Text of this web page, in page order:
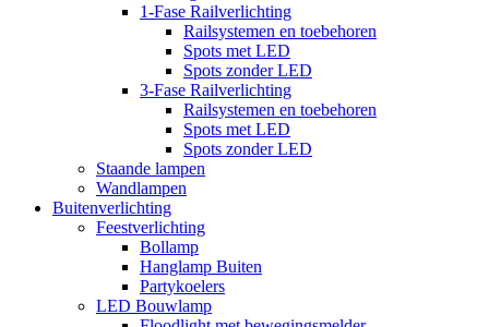
1-Fase Railverlichting
Railsystemen en toebehoren
Spots met LED
Spots zonder LED
3-Fase Railverlichting
Railsystemen en toebehoren
Spots met LED
Spots zonder LED
Staande lampen
Wandlampen
Buitenverlichting
Feestverlichting
Bollamp
Hanglamp Buiten
Partykoelers
LED Bouwlamp